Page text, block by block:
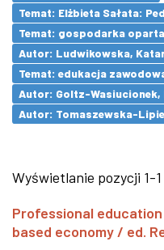
Temat: Elżbieta Sałata:
Temat: gospodarka oparta
Autor: Ludwikowska,
Temat: edukacja
Autor: Goltz-Wasiucionek,
Autor: Tomaszewska-
Wyświetlanie pozycji 1-1
Professional
based economy / ed.